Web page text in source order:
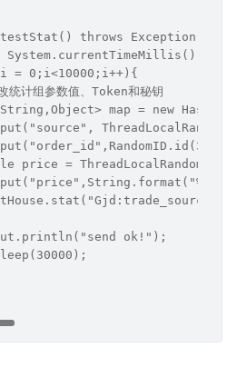
throws Exception {
= 0;i<10000;i++){
计组参数值、Token和秘钥
map = new
price =
ok!");